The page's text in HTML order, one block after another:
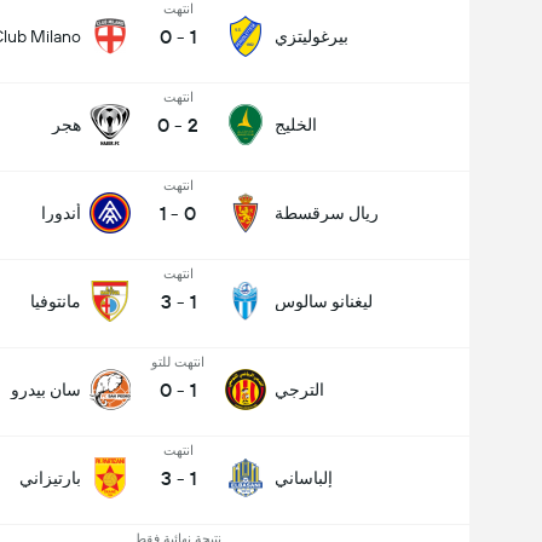
بيرغوليتزي
انتهت
1
-
0
Milano
الخليج
انتهت
2
-
0 هجر
ريال سرقسطة
انتهت
0
-
1 أندورا
ليغنانو سالوس
انتهت
1
-
3 مانتوفيا
الترجي
انتهت للتو
1
-
0 سان بيدرو
إلباساني
انتهت
1
-
3 بارتيزاني
نتيجة نهائية فقط